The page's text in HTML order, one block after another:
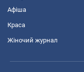
Афіша
Краса
Жіночий журнал